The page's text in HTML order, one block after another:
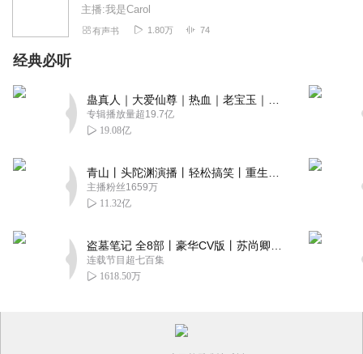
主播:我是Carol
有声书 1.80万 74
经典必听
专辑播放量超19.7亿
19.08亿
主播粉丝1659万
11.32亿
连载节目超七百集
1618.50万